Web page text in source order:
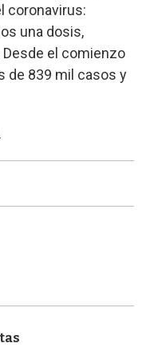
coronavirus:
una dosis,
Desde el comienzo
de 839 mil casos y